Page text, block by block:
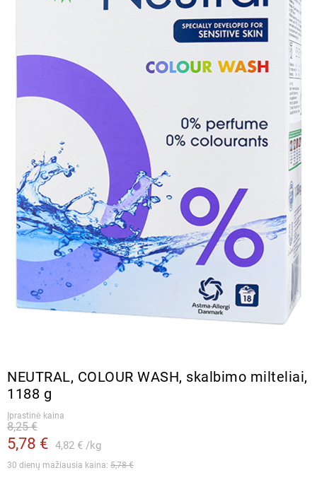
NEUTRAL, COLOUR WASH, skalbimo milteliai,
1188 g
Įprastinė kaina
5,78 € 4,82 € kg
8,25 €
30 dienų mažiausia kaina: 5,78 €